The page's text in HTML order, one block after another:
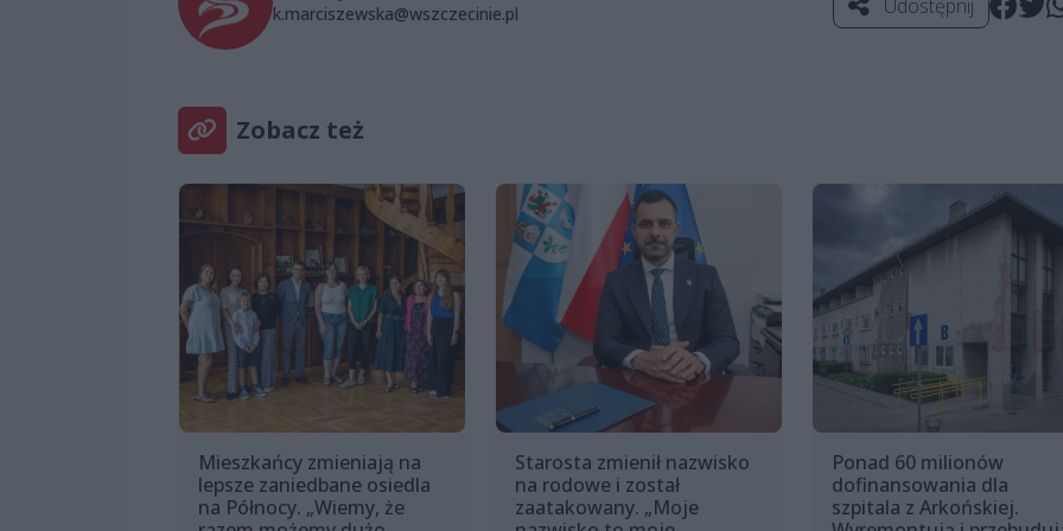
k.marciszewska@wszczecinie.pl Udostępnij
Zobacz też
Mieszkańcy zmieniają na
lepsze zaniedbane osiedla
na Północy. „Wiemy, że
Starosta zmienił nazwisko
na rodowe i został
zaatakowany. „Moje
Ponad 60 milionów
dofinansowania dla
szpitala z Arkońskiej.